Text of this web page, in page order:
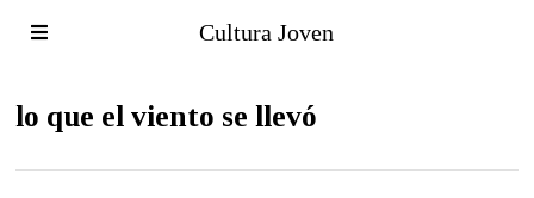
Cultura Joven
lo que el viento se llevó